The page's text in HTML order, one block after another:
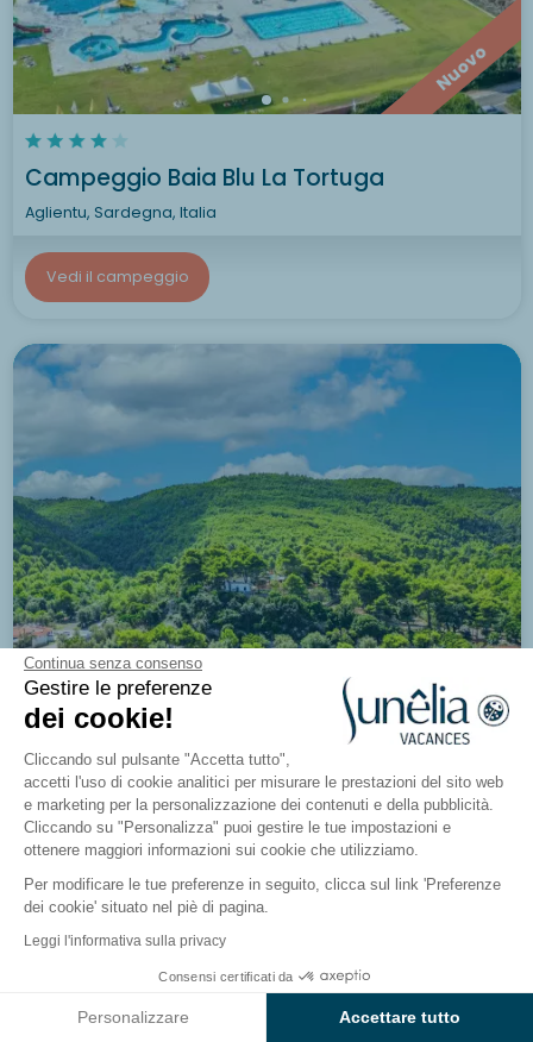
Continua senza consenso
Gestire le preferenze
dei cookie!
Cliccando sul pulsante "Accetta tutto",
accetti l'uso di cookie analitici per misurare le prestazioni del sito web
e marketing per la personalizzazione dei contenuti e della pubblicità.
Cliccando su "Personalizza" puoi gestire le tue impostazioni e
ottenere maggiori informazioni sui cookie che utilizziamo.
Per modificare le tue preferenze in seguito, clicca sul link 'Preferenze
dei cookie' situato nel piè di pagina.
Leggi l'informativa sulla privacy
Consensi certificati da
Personalizzare Accettare tutto
Nuovo
Campeggio Baia Blu La Tortuga
Aglientu, Sardegna, Italia
Vedi il campeggio
Nuovo
Campeggio San Nicola
Peschici, Puglia, Italia
Vedi il campeggio
Vedi i risultati sulla mappa